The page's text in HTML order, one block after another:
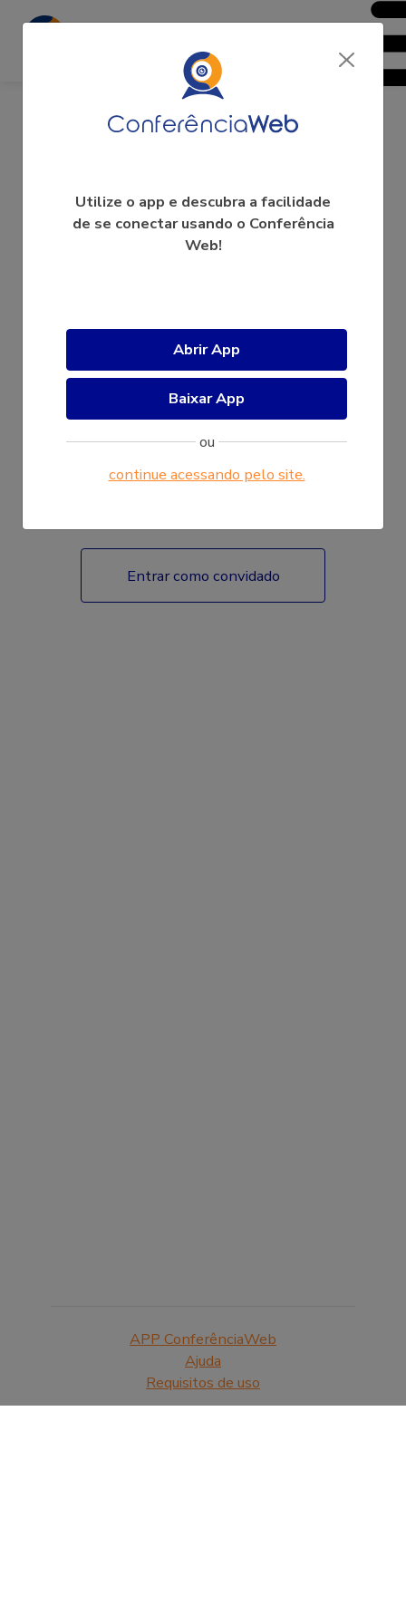
Patricia Braun
A videoconferência ainda não começou.
Entrar como convidado
APP ConferênciaWeb
Ajuda
Requisitos de uso
Utilize o app e descubra a facilidade
de se conectar usando o Conferência
Web!
Abrir App
Baixar App
ou
continue acessando pelo site.